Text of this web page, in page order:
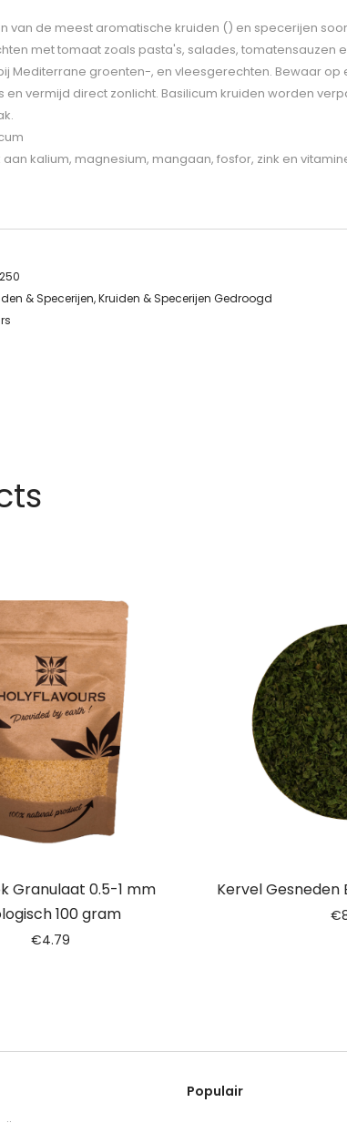
van de meest aromatische kruiden () en specerijen
met tomaat zoals pasta's, salades, tomatensauzen
Mediterrane groenten-, en vleesgerechten. Bewaar op
en vermijd direct zonlicht. Basilicum kruiden worden
aan kalium, magnesium, mangaan, fosfor, zink en
& Specerijen,Kruiden & Specerijen Gedroogd
Granulaat 0.5-1 mm
100 gram
€4.79
Kervel Gesneden
€
Populair